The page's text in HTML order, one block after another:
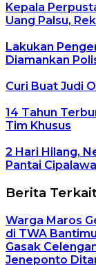
Kepala
Uang Palsu,
Lakukan
Diamankan
Curi Buat Judi
14 Tahun
Tim Khusus
2 Hari Hilang,
Pantai
Berita
Warga Maros
di TWA
Gasak
Jeneponto